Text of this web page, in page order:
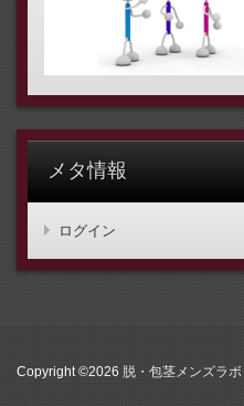
メタ情報
ログイン
Copyright ©2026 脱・包茎メンズラボ